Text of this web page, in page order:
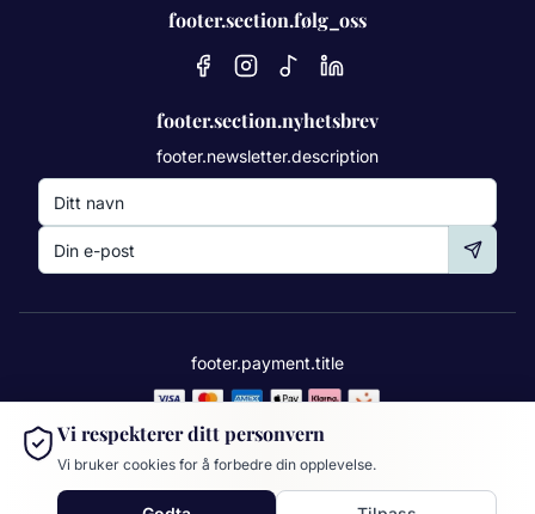
Vi respekterer ditt personvern
Vi bruker cookies for å forbedre din opplevelse.
footer.section.følg_oss
footer.section.nyhetsbrev
footer.newsletter.description
footer.payment.title
Senterdrift: Floate AS | Floate Drammen AS | Bare Flyt Trondheim AS
Opphavsrett © 2025 Floating AS | org. 932 348 705 |
Personvern
Cookie-innstillinger